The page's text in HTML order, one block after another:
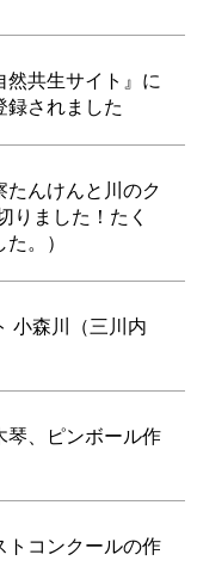
然共生サイト』に
録されました
たんけんと川のク
りました！たく
。）
小森川（三川内
琴、ピンボール作
トコンクールの作